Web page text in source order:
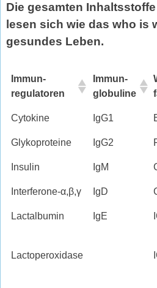
Die gesamten
lesen sich wie das who is
gesundes Leben.
Immun-
regulatoren
Immun-
globuline
Cytokine IgG1
Glykoproteine IgG2
Insulin IgM
Interferone-α,β,γ IgD
Lactalbumin IgE
Lactoperoxidase